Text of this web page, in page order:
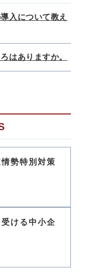
入について教え
はありますか。
勢特別対策
ける中小企